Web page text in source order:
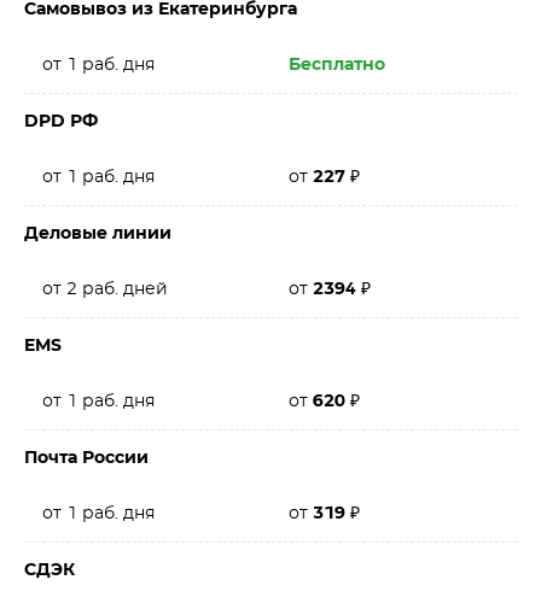
Самовывоз из Екатеринбурга
от 1 раб. дня Бесплатно
DPD РФ
от 1 раб. дня от 227 ₽
Деловые линии
от 2 раб. дней от 2394 ₽
EMS
от 1 раб. дня от 620 ₽
Почта России
от 1 раб. дня от 319 ₽
СДЭК